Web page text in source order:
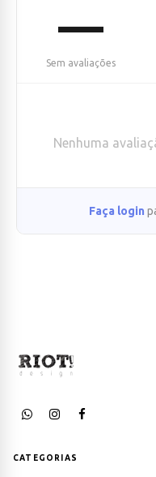
—
Sem avaliações
Nenhuma
Faça login
CATEGORIAS